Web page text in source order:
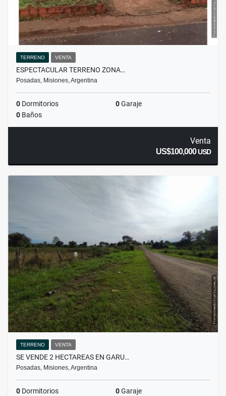
TERRENO VENTA
ESPECTACULAR TERRENO ZONA…
Posadas, Misiones, Argentina
0 Dormitorios 0Garaje
0 Baños
Venta
US$100,000USD
TERRENO VENTA
SE VENDE 2 HECTAREAS EN GARU…
Posadas, Misiones, Argentina
0 Dormitorios 0Garaje